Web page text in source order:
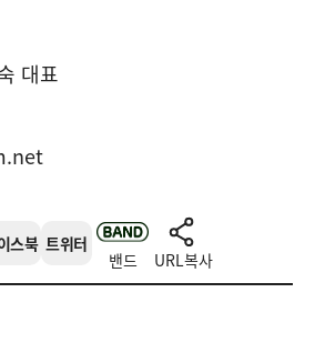
대표
스북 트위터
밴드 URL복사